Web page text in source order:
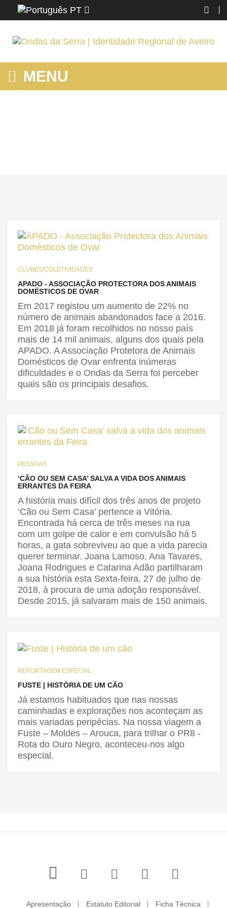
PT
MENU
CLUBES/COLETIVIDADES
APADO - ASSOCIAÇÃO PROTECTORA DOS ANIMAIS
DOMÉSTICOS DE OVAR
Em 2017 registou um aumento de 22% no
número de animais abandonados face a 2016.
Em 2018 já foram recolhidos no nosso país
mais de 14 mil animais, alguns dos quais pela
APADO. A Associação Protetora de Animais
Domésticos de Ovar enfrenta inúmeras
dificuldades e o Ondas da Serra foi perceber
quais são os principais desafios.
PESSOAS
‘CÃO OU SEM CASA’ SALVA A VIDA DOS ANIMAIS
ERRANTES DA FEIRA
A história mais difícil dos três anos de projeto
‘Cão ou Sem Casa’ pertence a Vitória.
Encontrada há cerca de três meses na rua
com um golpe de calor e em convulsão há 5
horas, a gata sobreviveu ao que a vida parecia
querer terminar. Joana Lamoso, Ana Tavares,
Joana Rodrigues e Catarina Adão partilharam
a sua história esta Sexta-feira, 27 de julho de
2018, à procura de uma adoção responsável.
Desde 2015, já salvaram mais de 150 animais.
REPORTAGEM ESPECIAL
FUSTE | HISTÓRIA DE UM CÃO
Já estamos habituados que nas nossas
caminhadas e explorações nos aconteçam as
mais variadas peripécias. Na nossa viagem a
Fuste – Moldes – Arouca, para trilhar o PR8 -
Rota do Ouro Negro, aconteceu-nos algo
especial.
Apresentação Estatuto Editorial Ficha Técnica